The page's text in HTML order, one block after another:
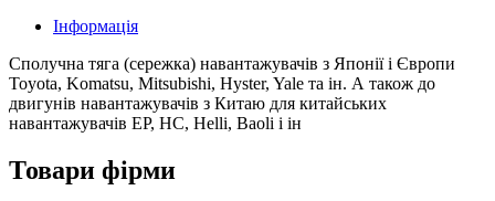
Інформація
Сполучна тяга (сережка) навантажувачів з Японії і Європи
Toyota, Komatsu, Mitsubishi, Hyster, Yale та ін. А також до
двигунів навантажувачів з Китаю для китайських
навантажувачів EP, HC, Helli, Baoli і ін
Товари фірми